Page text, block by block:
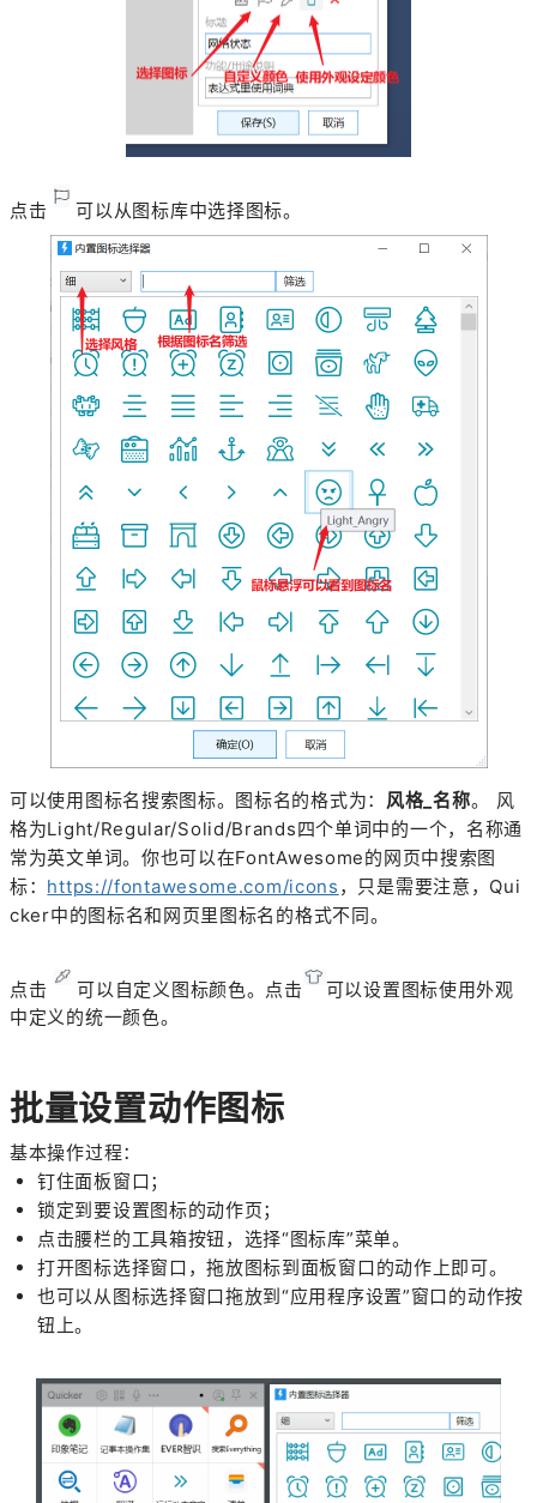
点击 可以从图标库中选择图标。
可以使用图标名搜索图标。图标名的格式为： 风格_名称。 风
格为Light/Regular/Solid/Brands四个单词中的一个，名称通
常为英文单词。你也可以在FontAwesome的网页中搜索图
标： https://fontawesome.com/icons ，只是需要注意，Qui
cker中的图标名和网页里图标名的格式不同。
点击 可以自定义图标颜色。点击
可以设置图标使用外观
中定义的统一颜色。
批量设置动作图标
基本操作过程：
钉住面板窗口；
锁定到要设置图标的动作页；
点击腰栏的工具箱按钮，选择“图标库”菜单。
打开图标选择窗口，拖放图标到面板窗口的动作上即可。
也可以从图标选择窗口拖放到“应用程序设置”窗口的动作按
钮上。